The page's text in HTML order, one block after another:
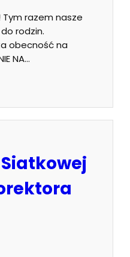
razem nasze
rodzin.
obecność na
NA…